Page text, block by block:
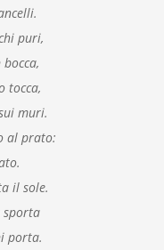
puri,
tocca,
muri.
al prato:
il sole.
sporta
porta.